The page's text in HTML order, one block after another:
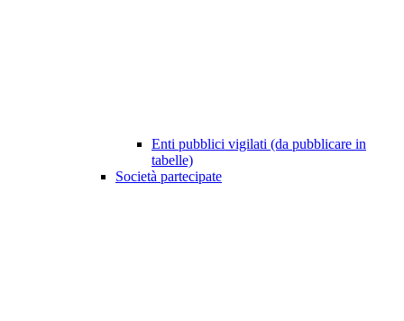
Enti pubblici vigilati (da pubblicare in
tabelle)
Società partecipate